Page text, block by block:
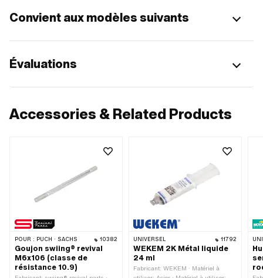
Convient aux modèles suivants
Évaluations
Accessories & Related Products
POUR : PUCH · SACHS 10382
Goujon swiing® revival
M6x106 (classe de
résistance 10.9)
UNIVERSEL 11792
WEKEM 2K Métal liquide
24 ml
Fabricant: WEKEM · Matériel à